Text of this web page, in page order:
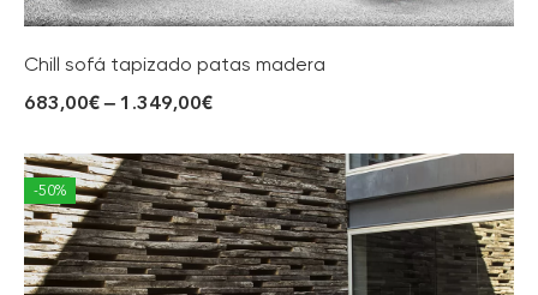
Chill sofá tapizado patas madera
683,00€– 1.349,00€
-50%